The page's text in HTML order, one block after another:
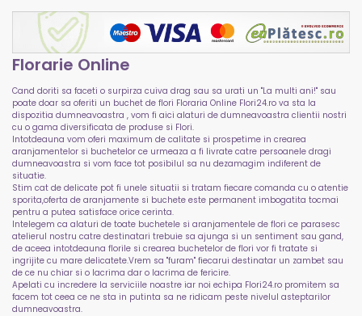
Florarie Online
Cand doriti sa faceti o surpirza cuiva drag sau sa urati un "La multi ani!" sau
poate doar sa oferiti un buchet de flori Floraria Online Flori24.ro va sta la
dispozitia dumneavoastra , vom fi aici alaturi de dumneavoastra clientii nostri
cu o gama diversificata de produse si Flori.
Intotdeauna vom oferi maximum de calitate si prospetime in crearea
aranjamentelor si buchetelor ce urmeaza a fi livrate catre persoanele dragi
dumneavoastra si vom face tot posibilul sa nu dezamagim indiferent de
situatie.
Stim cat de delicate pot fi unele situatii si tratam fiecare comanda cu o atentie
sporita,oferta de aranjamente si buchete este permanent imbogatita tocmai
pentru a putea satisface orice cerinta.
Intelegem ca alaturi de toate buchetele si aranjamentele de flori ce parasesc
atelierul nostru catre destinatari trebuie sa ajunga si un sentiment sau gand,
de aceea intotdeauna florile si crearea buchetelor de flori vor fi tratate si
ingrijite cu mare delicatete.Vrem sa "furam" fiecarui destinatar un zambet sau
de ce nu chiar si o lacrima dar o lacrima de fericire.
Apelati cu incredere la serviciile noastre iar noi echipa Flori24.ro promitem sa
facem tot ceea ce ne sta in putinta sa ne ridicam peste nivelul asteptarilor
dumneavoastra.